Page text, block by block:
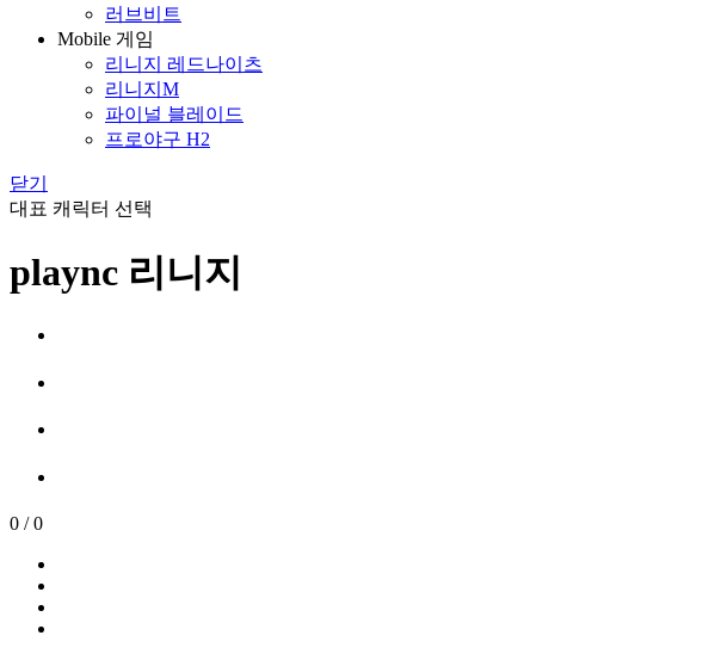
러브비트
Mobile 게임
리니지 레드나이츠
리니지M
파이널 블레이드
프로야구 H2
닫기
대표 캐릭터 선택
plaync 리니지
0 / 0